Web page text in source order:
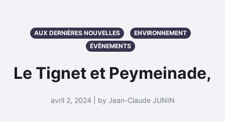
AUX DERNIÈRES NOUVELLES
ENVIRONNEMENT
ÉVÈNEMENTS
Le Tignet et Peymeinade,
avril 2, 2024 | by Jean-Claude JUNIN